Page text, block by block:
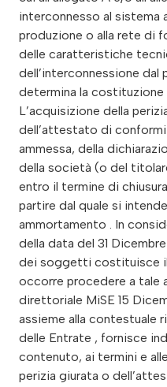
interconnesso al sistema
produzione o alla rete di
delle caratteristiche
dell’interconnessione
determina la
L’acquisizione della
dell’attestato di
ammessa, della
della società (o del
entro il termine di
partire dal quale si
ammortamento . In
della data del 31
dei soggetti costituisce
occorre procedere a tale
direttoriale MiSE 15
assieme alla contestuale
delle Entrate , fornisce
contenuto, ai termini e
perizia giurata o